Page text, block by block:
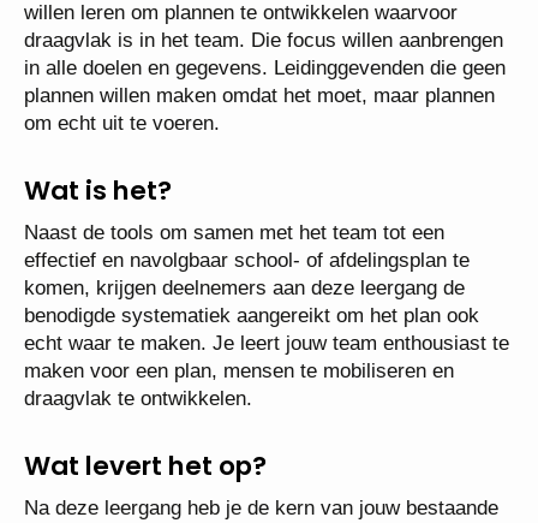
willen leren om plannen te ontwikkelen waarvoor
draagvlak is in het team. Die focus willen aanbrengen
in alle doelen en gegevens. Leidinggevenden die geen
plannen willen maken omdat het moet, maar plannen
om echt uit te voeren.
Wat is het?
Naast de tools om samen met het team tot een
effectief en navolgbaar school- of afdelingsplan te
komen, krijgen deelnemers aan deze leergang de
benodigde systematiek aangereikt om het plan ook
echt waar te maken. Je leert jouw team enthousiast te
maken voor een plan, mensen te mobiliseren en
draagvlak te ontwikkelen.
Wat levert het op?
Na deze leergang heb je de kern van jouw bestaande